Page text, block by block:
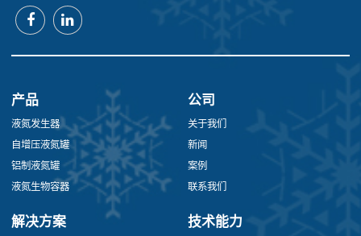
产品
液氮发生器
自增压液氮罐
铝制液氮罐
液氮生物容器
公司
关于我们
新闻
案例
联系我们
解决方案 技术能力